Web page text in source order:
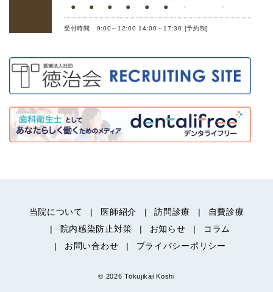
● ● ● ● ● ● - -
受付時間 9:00～12:00 14:00～17:30 [予約制]
当院について 医師紹介 訪問診療
自費診療
院内感染防止対策
お知らせ
コラム
お問い合わせ
プライバシーポリシー
© 2026 Tokujikai Koshi